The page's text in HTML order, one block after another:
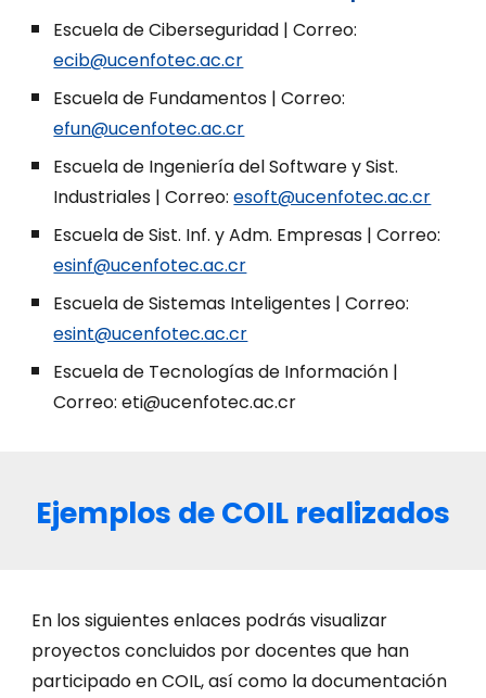
Escuela de Ciberseguridad | Correo:
ecib@ucenfotec.ac.cr
Escuela de Fundamentos | Correo:
efun@ucenfotec.ac.cr
Escuela de Ingeniería del Software y Sist.
Industriales | Correo:esoft@ucenfotec.ac.cr
Escuela de Sist. Inf. y Adm. Empresas | Correo:
esinf@ucenfotec.ac.cr
Escuela de Sistemas Inteligentes | Correo:
esint@ucenfotec.ac.cr
Escuela de Tecnologías de Información |
Correo: eti@ucenfotec.ac.cr
Ejemplos de COIL realizados
En los siguientes enlaces podrás visualizar
proyectos concluidos por docentes que han
participado en COIL, así como la documentación